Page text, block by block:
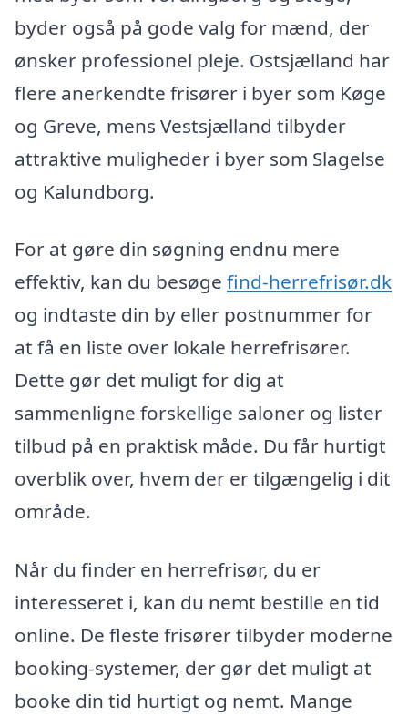
byder også på gode valg for mænd, der
ønsker professionel pleje. Ostsjælland har
flere anerkendte frisører i byer som Køge
og Greve, mens Vestsjælland tilbyder
attraktive muligheder i byer som Slagelse
og Kalundborg.
For at gøre din søgning endnu mere
effektiv, kan du besøge find-herrefrisør.dk
og indtaste din by eller postnummer for
at få en liste over lokale herrefrisører.
Dette gør det muligt for dig at
sammenligne forskellige saloner og lister
tilbud på en praktisk måde. Du får hurtigt
overblik over, hvem der er tilgængelig i dit
område.
Når du finder en herrefrisør, du er
interesseret i, kan du nemt bestille en tid
online. De fleste frisører tilbyder moderne
booking-systemer, der gør det muligt at
booke din tid hurtigt og nemt. Mange